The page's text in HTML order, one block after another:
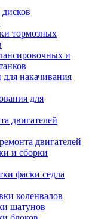
тормозных
и
для накачивания
для
двигателей
двигателей
и сборки
фаски седла
коленвалов
шатунов